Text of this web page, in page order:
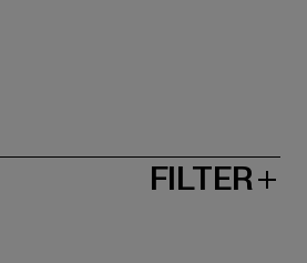
FILTER